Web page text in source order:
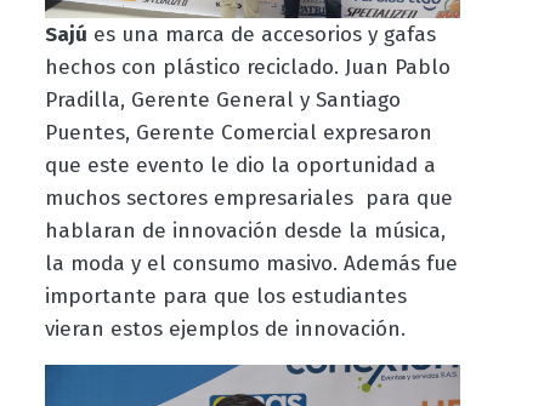
Sajú es una marca de accesorios y gafas
hechos con plástico reciclado. Juan Pablo
Pradilla, Gerente General y Santiago
Puentes, Gerente Comercial expresaron
que este evento le dio la oportunidad a
muchos sectores empresariales para que
hablaran de innovación desde la música,
la moda y el consumo masivo. Además fue
importante para que los estudiantes
vieran estos ejemplos de innovación.